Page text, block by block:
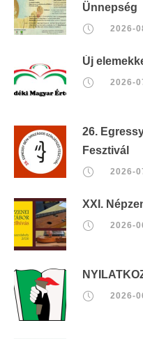
Ünnepség
2026-
Új
2026-
26.
Fesztivál
2026-
XXI.
2026-
2026-